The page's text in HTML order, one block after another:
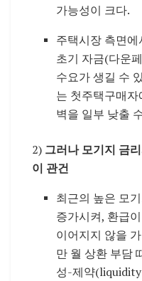
가능성이 크다.
주택시장 측면
초기 자금(다운
수요가 생길 수
는 첫주택구매
벽을 일부 낮출
2) 그러나 모기지 금
이 관건
최근의 높은 모
증가시켜, 환급
이어지지 않을
만 월 상환 부담
성-제약